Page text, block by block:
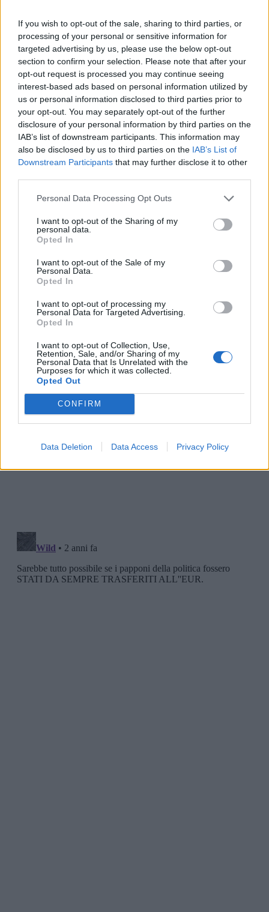
If you wish to opt-out of the sale, sharing to third parties, or
processing of your personal or sensitive information for
targeted advertising by us, please use the below opt-out
section to confirm your selection. Please note that after your
opt-out request is processed you may continue seeing
interest-based ads based on personal information utilized by
us or personal information disclosed to third parties prior to
your opt-out. You may separately opt-out of the further
disclosure of your personal information by third parties on the
IAB’s list of downstream participants. This information may
also be disclosed by us to third parties on the IAB’s List of
Downstream Participants that may further disclose it to other
Personal Data Processing Opt Outs
I want to opt-out of the Sharing of my
personal data.
Opted In
I want to opt-out of the Sale of my
Personal Data.
Opted In
I want to opt-out of processing my
Personal Data for Targeted Advertising.
Opted In
I want to opt-out of Collection, Use,
Retention, Sale, and/or Sharing of my
Personal Data that Is Unrelated with the
Purposes for which it was collected.
Opted Out
CONFIRM
Data Deletion Data Access Privacy Policy
per l’apertura della Porta Santa che segna
l’inizio ufficiale del Giubileo. Piazza Venezia
"tornerà" libera, forse, nel 2033 e non sono
previste interruzioni per l’Anno Santo.
Nessuna indulgenza insomma, neanche da
parte di sua Santità.
730 milioni per Roma